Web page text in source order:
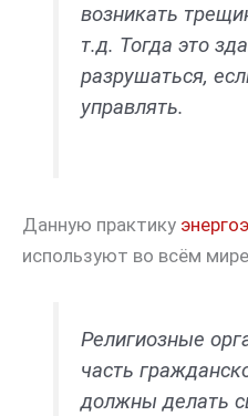
возникать
т.д. Тогда это
разрушаться,
управлять.
Данную практику
используют во всём мире.
Религиозные
часть
должны делать